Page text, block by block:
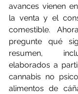
avances vienen
la venta y el
comestible.
pregunte qué
resumen,
elaborados a
cannabis no
alimentos de